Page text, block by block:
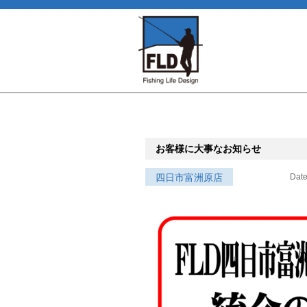
お客様に大事なお知らせ
四日市富洲原店